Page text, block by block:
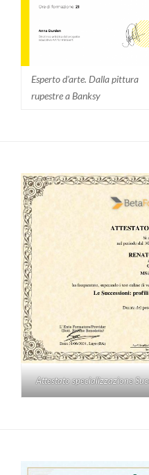
Esperto d'arte. Dalla pittura
rupestre a Banksy
Attestato specializzazione